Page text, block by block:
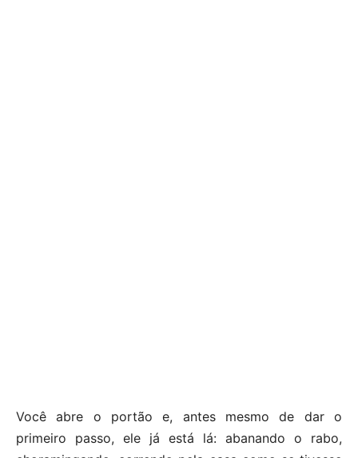
Você abre o portão e, antes mesmo de dar o
primeiro passo, ele já está lá: abanando o rabo,